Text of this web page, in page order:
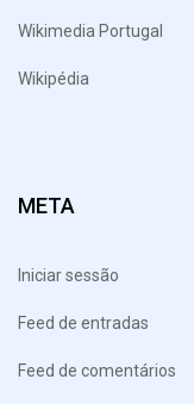
Wikimedia Portugal
Wikipédia
META
Iniciar sessão
Feed de entradas
Feed de comentários